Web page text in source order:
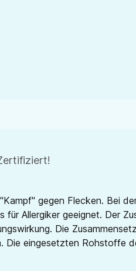
gegen Flecken. Bei
Allergiker geeignet. Der
Die
eingesetzten Rohstoffe